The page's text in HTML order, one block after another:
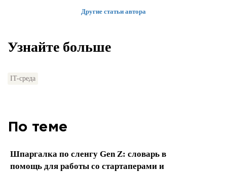
Другие статьи автора
Узнайте больше
IT-среда
По теме
Шпаргалка по сленгу Gen Z: словарь в
помощь для работы со стартаперами и